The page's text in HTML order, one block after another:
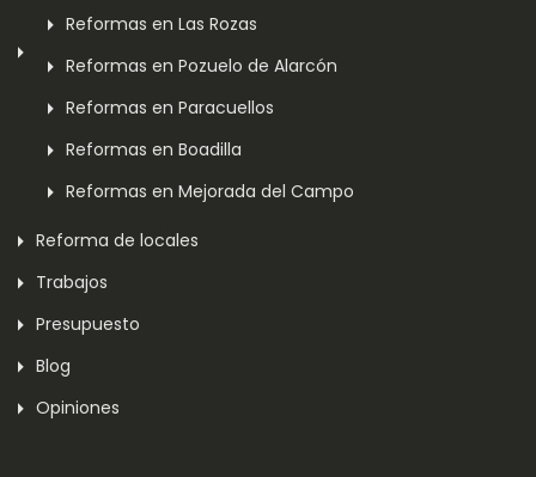
Reformas en Las Rozas
Reformas en Pozuelo de Alarcón
Reformas en Paracuellos
Reformas en Boadilla
Reformas en Mejorada del Campo
Reforma de locales
Trabajos
Presupuesto
Blog
Opiniones